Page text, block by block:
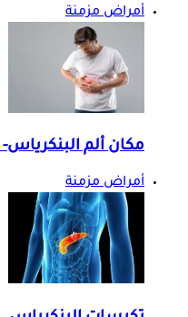
أمراض مزمنة
مكان ألم
أمراض مزمنة